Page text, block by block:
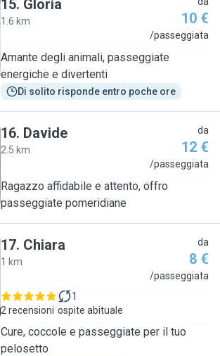
15. Gloria
1.6 km 10 €
/passeggiata
Amante degli animali, passeggiate
energiche e divertenti
Di solito risponde entro poche ore
16. Davide
2.5 km
da
12 €
/passeggiata
Ragazzo affidabile e attento, offro
passeggiate pomeridiane
17. Chiara
1 km
da
8 €
/passeggiata
2 recensioni
1
ospite abituale
Cure, coccole e passeggiate per il tuo
pelosetto